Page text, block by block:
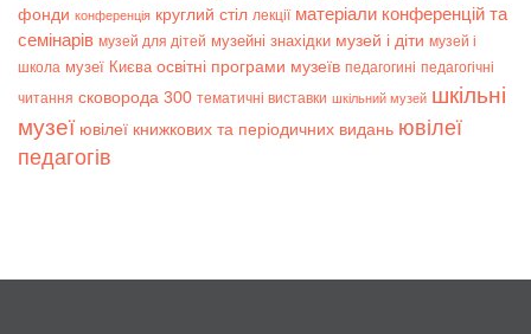
фонди конференція круглий стіл лекції матеріали конференцій та
семінарів музей для дітей музейні знахідки музей і діти музей і
школа музеї Києва освітні програми музеїв педагогині педагогічні
читання сковорода 300 тематичні виставки шкільний музей шкільні
музеї ювілеї книжкових та періодичних видань ювілеї
педагогів